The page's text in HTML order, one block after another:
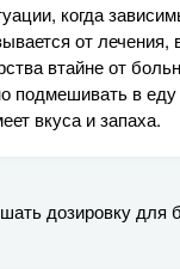
когда
от
втайне от
подмешивать в
вкуса и запаха.
дозировку для